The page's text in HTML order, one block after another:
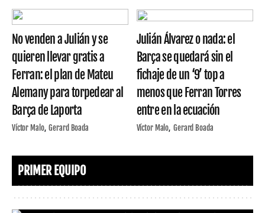
No venden a Julián y se
quieren llevar gratis a
Ferran: el plan de Mateu
Alemany para torpedear al
Barça de Laporta
Víctor Malo Gerard Boada
Julián Álvarez o nada: el
Barça se quedará sin el
fichaje de un ‘9’ top a
menos que Ferran Torres
entre en la ecuación
Víctor Malo Gerard Boada
PRIMER EQUIPO